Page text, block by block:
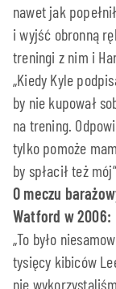
nawet jak
i wyjść obronną
treningi z nim i
„Kiedy Kyle
by nie kupował
na trening.
tylko pomoże
by spłacił też
O meczu
Watford w 2006:
„To było
tysięcy kibiców
nie